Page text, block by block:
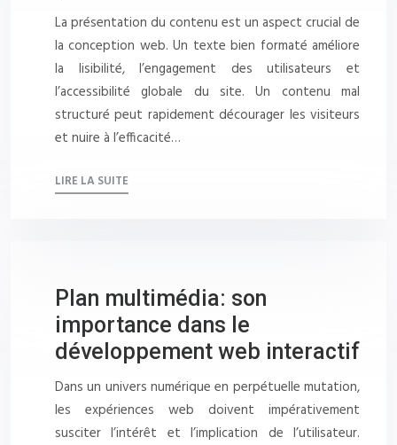
La présentation du contenu est un aspect crucial de
la conception web. Un texte bien formaté améliore
la lisibilité, l’engagement des utilisateurs et
l’accessibilité globale du site. Un contenu mal
structuré peut rapidement décourager les visiteurs
et nuire à l’efficacité…
LIRE LA SUITE
Plan multimédia: son
importance dans le
développement web interactif
Dans un univers numérique en perpétuelle mutation,
les expériences web doivent impérativement
susciter l’intérêt et l’implication de l’utilisateur.